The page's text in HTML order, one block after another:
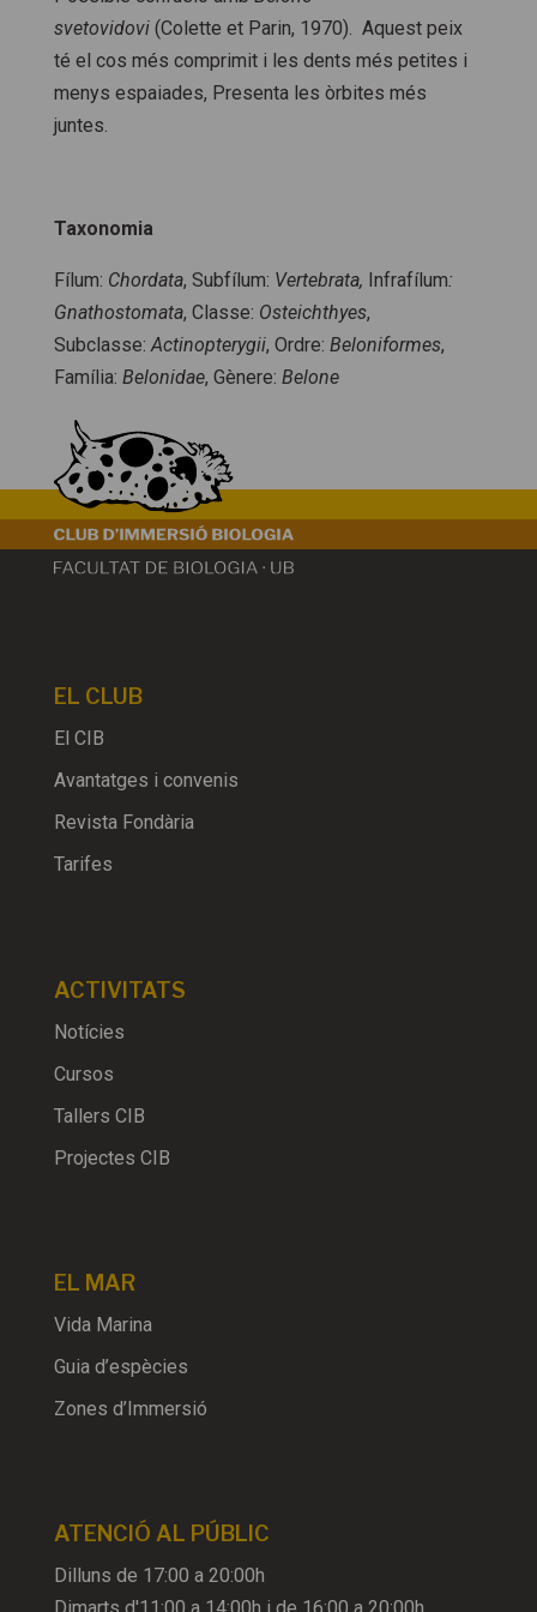
svetovidovi(Colette et Parin, 1970). Aquest peix
té el cos més comprimit i les dents més petites i
menys espaiades, Presenta les òrbites més
juntes.
Taxonomia
Fílum: Chordata, Subfílum: Vertebrata, Infrafílum:
Gnathostomata, Classe: Osteichthyes,
Subclasse:Actinopterygii, Ordre: Beloniformes,
Família: Belonidae, Gènere: Belone
EL CLUB
El CIB
Avantatges i convenis
Revista Fondària
Tarifes
ACTIVITATS
Notícies
Cursos
Tallers CIB
Projectes CIB
EL MAR
Vida Marina
Guia d’espècies
Zones d’Immersió
ATENCIÓ AL PÚBLIC
Dilluns de 17:00 a 20:00h